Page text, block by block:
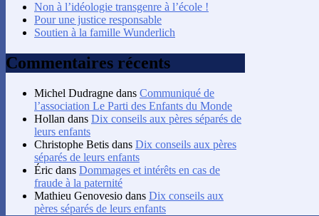
Non à l’idéologie transgenre à l’école !
Pour une justice responsable
Soutien à la famille Wunderlich
Commentaires récents
Michel Dudragne dans Communiqué de
l’association Le Parti des Enfants du Monde
Hollan dans Dix conseils aux pères séparés de
leurs enfants
Christophe Betis dans Dix conseils aux pères
séparés de leurs enfants
Éric dans Dommages et intérêts en cas de
fraude à la paternité
Mathieu Genovesio dans Dix conseils aux
pères séparés de leurs enfants